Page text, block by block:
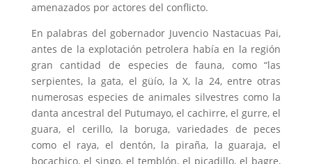
amenazados por actores del conflicto.
En palabras del gobernador Juvencio Nastacuas Pai,
antes de la explotación petrolera había en la región
gran cantidad de especies de fauna, como “las
serpientes, la gata, el güío, la X, la 24, entre otras
numerosas especies de animales silvestres como la
danta ancestral del Putumayo, el cachirre, el gurre, el
guara, el cerillo, la boruga, variedades de peces
como el raya, el dentón, la piraña, la guaraja, el
bocachico, el singo, el temblón, el picadillo, el bagre,